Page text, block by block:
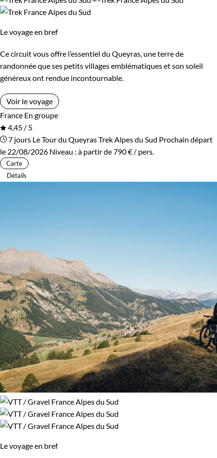
Que faire dans les Alpes du Sud ?
activités raquetteetski de fond. Si en revanche, vous
appréciez la beauté brute de la roche et les vallées
recouvertes de fleurs, essayezCanyoning dans la Vallée de la
Roya,l’escalade dans le Verdon
avec un âne.
Guide de voyage Alpes du Sud
Âge des enfants
Bivouac, sous tente
Standard
Itinérance
Environnement
Forêts, collines, rivières et lacs
Montagne
Neige
Le voyage en bref
Ce circuit vous offre l’essentiel du Queyras, une terre de
randonnée que ses petits villages emblématiques et son soleil
généreux ont rendue incontournable.
Voir le voyage
France En groupe
4,45 / 5
7 jours Le Tour du QueyrasTrek Alpes du Sud Prochain départ
le 22/08/2026 Niveau : à partir de790 € / pers.
Carte
Détails
Le voyage en bref